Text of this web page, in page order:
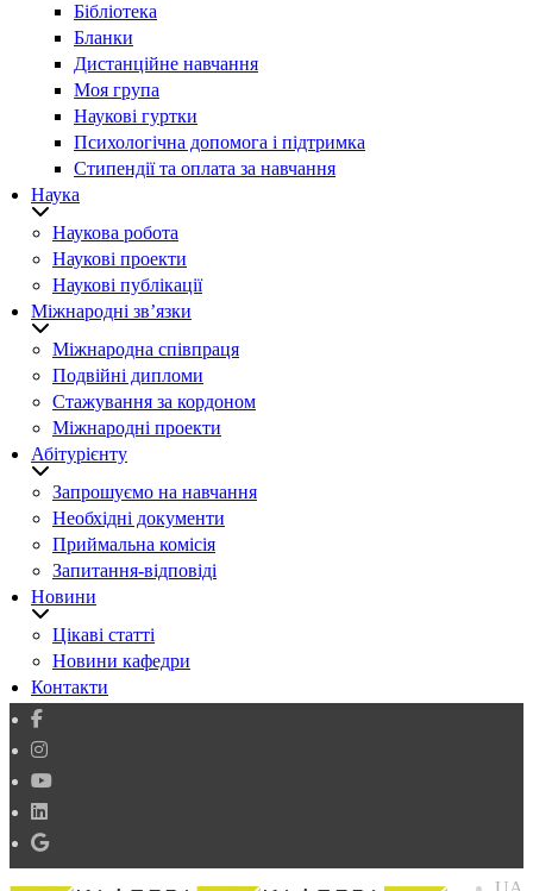
Бібліотека
Бланки
Дистанційне навчання
Моя група
Наукові гуртки
Психологічна допомога і підтримка
Стипендії та оплата за навчання
Наука
Наукова робота
Наукові проекти
Наукові публікації
Міжнародні зв’язки
Міжнародна співпраця
Подвійні дипломи
Стажування за кордоном
Міжнародні проекти
Абітурієнту
Запрошуємо на навчання
Необхідні документи
Приймальна комісія
Запитання-відповіді
Новини
Цікаві статті
Новини кафедри
Контакти